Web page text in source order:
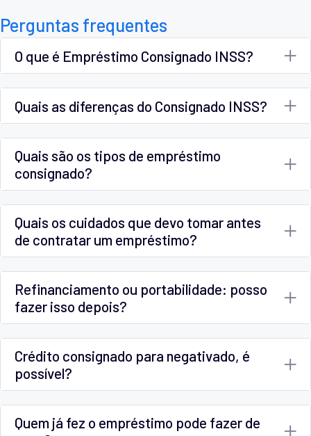
Perguntas frequentes
O que é Empréstimo Consignado INSS?
Quais as diferenças do Consignado INSS?
Quais são os tipos de empréstimo
consignado?
Quais os cuidados que devo tomar antes
de contratar um empréstimo?
Refinanciamento ou portabilidade: posso
fazer isso depois?
Crédito consignado para negativado, é
possível?
Quem já fez o empréstimo pode fazer de